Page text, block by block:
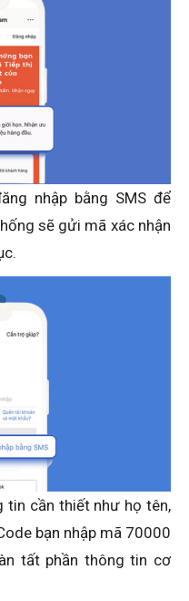
nhập bằng SMS để
sẽ gửi mã xác nhận
tin cần thiết như họ tên,
bạn nhập mã 70000
tất phần thông tin cơ